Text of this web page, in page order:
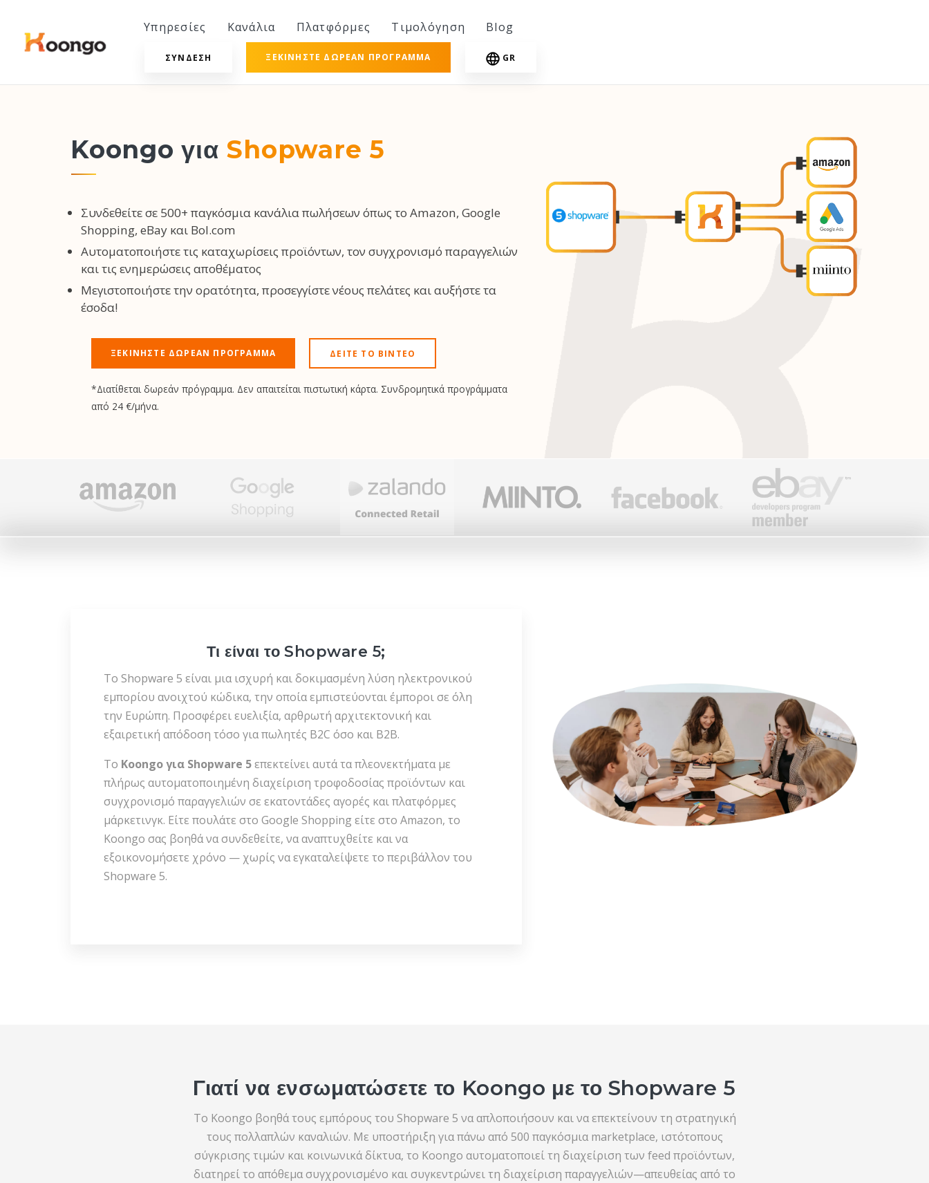
Υπηρεσίες Κανάλια Πλατφόρμες Τιμολόγηση Blog
ΣΎΝΔΕΣΗ ΞΕΚΙΝΉΣΤΕ ΔΩΡΕΆΝ ΠΡΌΓΡΑΜΜΑ GR
Koongo για Shopware 5
Συνδεθείτε σε 500+ παγκόσμια κανάλια πωλήσεων όπως το Amazon, Google
Shopping, eBay και Bol.com
Αυτοματοποιήστε τις καταχωρίσεις προϊόντων, τον συγχρονισμό παραγγελιών
και τις ενημερώσεις αποθέματος
Μεγιστοποιήστε την ορατότητα, προσεγγίστε νέους πελάτες και αυξήστε τα
έσοδα!
ΞΕΚΙΝΉΣΤΕ ΔΩΡΕΆΝ ΠΡΌΓΡΑΜΜΑ ΔΕΊΤΕ ΤΟ ΒΊΝΤΕΟ
*Διατίθεται δωρεάν πρόγραμμα. Δεν απαιτείται πιστωτική κάρτα. Συνδρομητικά προγράμματα
από 24 €/μήνα.
Τι είναι το Shopware 5;
Το Shopware 5 είναι μια ισχυρή και δοκιμασμένη λύση ηλεκτρονικού
εμπορίου ανοιχτού κώδικα, την οποία εμπιστεύονται έμποροι σε όλη
την Ευρώπη. Προσφέρει ευελιξία, αρθρωτή αρχιτεκτονική και
εξαιρετική απόδοση τόσο για πωλητές B2C όσο και B2B.
Το Koongo για Shopware 5επεκτείνει αυτά τα πλεονεκτήματα με
πλήρως αυτοματοποιημένη διαχείριση τροφοδοσίας προϊόντων και
συγχρονισμό παραγγελιών σε εκατοντάδες αγορές και πλατφόρμες
μάρκετινγκ. Είτε πουλάτε στο Google Shopping είτε στο Amazon, το
Koongo σας βοηθά να συνδεθείτε, να αναπτυχθείτε και να
εξοικονομήσετε χρόνο — χωρίς να εγκαταλείψετε το περιβάλλον του
Shopware 5.
Γιατί να ενσωματώσετε το Koongo με το Shopware 5
Το Koongo βοηθά τους εμπόρους του Shopware 5 να απλοποιήσουν και να επεκτείνουν τη στρατηγική
τους πολλαπλών καναλιών. Με υποστήριξη για πάνω από 500 παγκόσμια marketplace, ιστότοπους
σύγκρισης τιμών και κοινωνικά δίκτυα, το Koongo αυτοματοποιεί τη διαχείριση των feed προϊόντων,
διατηρεί το απόθεμα συγχρονισμένο και συγκεντρώνει τη διαχείριση παραγγελιών—απευθείας από το